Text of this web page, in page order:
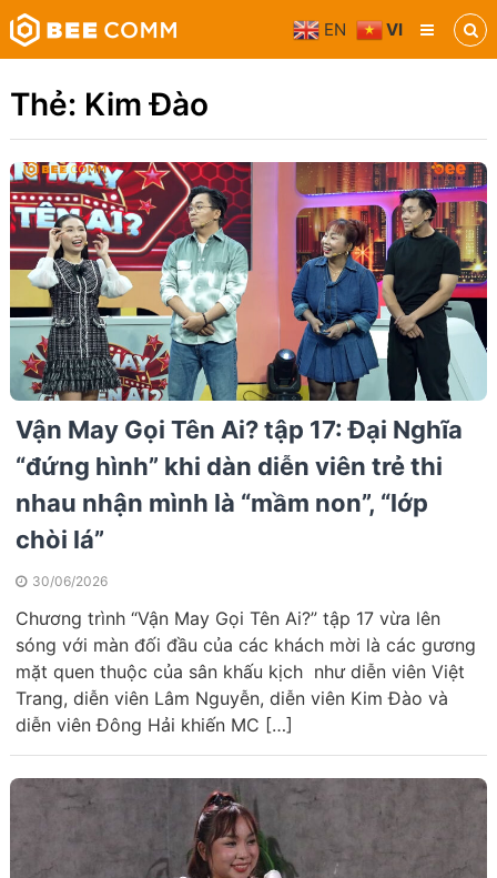
Skip
to
content
Bee
Comm
Truyền
thông
tiện
Thẻ: Kim Đào
Vận May Gọi Tên Ai? tập 17: Đại Nghĩa
“đứng hình” khi dàn diễn viên trẻ thi
nhau nhận mình là “mầm non”, “lớp
chòi lá”
30/06/2026
Chương trình “Vận May Gọi Tên Ai?” tập 17 vừa lên
sóng với màn đối đầu của các khách mời là các gương
mặt quen thuộc của sân khấu kịch như diễn viên Việt
Trang, diễn viên Lâm Nguyễn, diễn viên Kim Đào và
diễn viên Đông Hải khiến MC […]
EN VI